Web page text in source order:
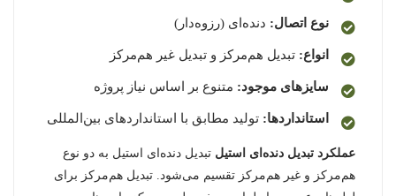
نوع اتصال: دنده‌ای (رزوه‌دار)
انواع: تبدیل هم‌مرکز و تبدیل غیر هم‌مرکز
سایزهای موجود: متنوع بر اساس نیاز پروژه
استانداردها: تولید مطابق با استانداردهای بین‌المللی
عملکرد تبدیل دنده‌ای استیل تبدیل دنده‌ای استیل به دو نوع
هم‌مرکز و غیر هم‌مرکز تقسیم می‌شود. تبدیل هم‌مرکز برای